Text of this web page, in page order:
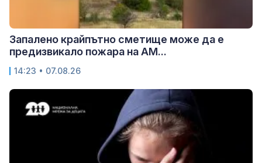
Запалено крайпътно сметище може да е
предизвикало пожара на АМ...
14:23 • 07.08.26